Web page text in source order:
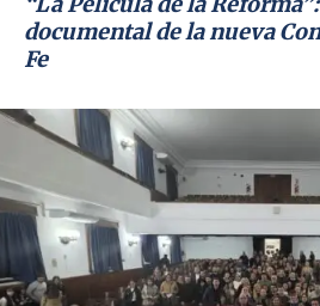
documental de la nueva
Fe